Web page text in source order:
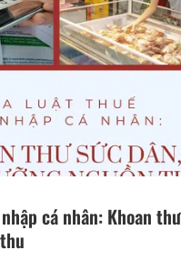
cá nhân: Khoan